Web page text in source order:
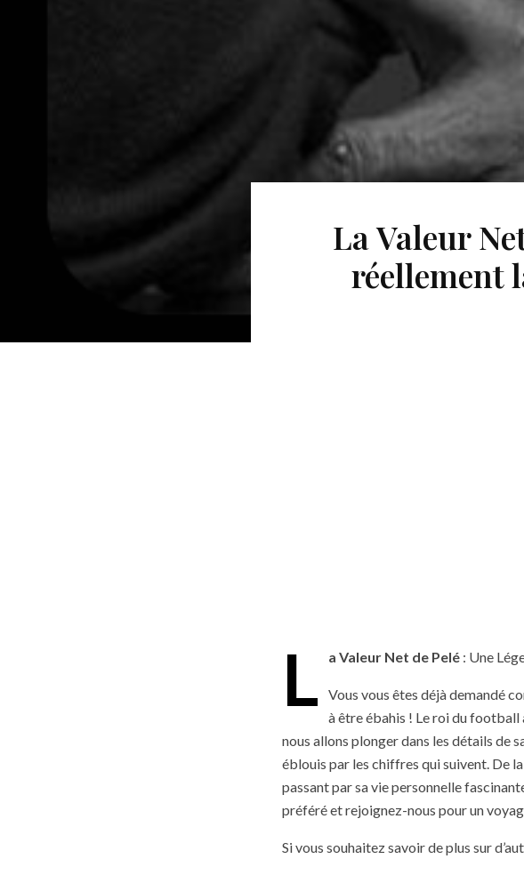
La Valeur
réellement
L a Valeur Net de Pelé : Une
Vous vous êtes déjà demandé
à être ébahis ! Le roi du football
nous allons plonger dans les détails de
éblouis par les chiffres qui suivent. De
passant par sa vie personnelle
préféré et rejoignez-nous pour un
Si vous souhaitez savoir de plus sur